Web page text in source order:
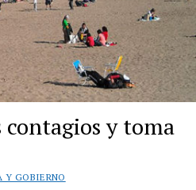
contagios y toma
Y GOBIERNO